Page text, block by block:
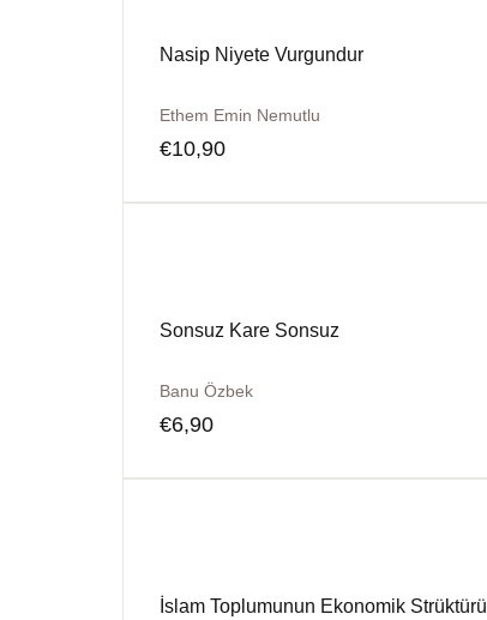
Nasip Niyete Vurgundur
Ethem Emin Nemutlu
€10,90
Sonsuz Kare Sonsuz
Banu Özbek
€6,90
İslam Toplumunun Ekonomik Strüktürü